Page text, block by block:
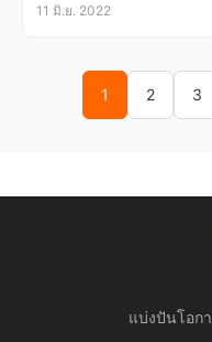
11 มิ.ย. 2022
Posts1 2 3
แบ่งปันโอก